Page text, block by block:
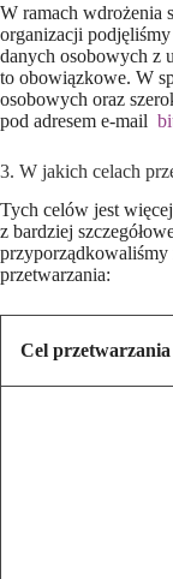
W ramach wdrożenia
organizacji
danych osobowych z
to obowiązkowe. W
osobowych oraz
pod adresem e-mail
3. W jakich celach
Tych celów jest
z bardziej
przetwarzania:
Cel przetwarzania